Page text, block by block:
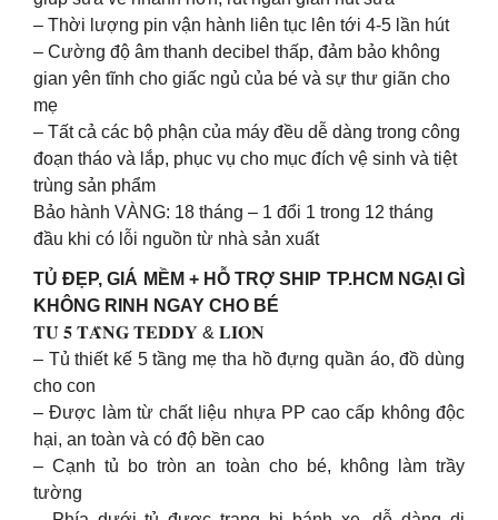
– Thời lượng pin vận hành liên tục lên tới 4-5 lần hút
– Cường độ âm thanh decibel thấp, đảm bảo không
gian yên tĩnh cho giấc ngủ của bé và sự thư giãn cho
mẹ
– Tất cả các bộ phận của máy đều dễ dàng trong công
đoạn tháo và lắp, phục vụ cho mục đích vệ sinh và tiệt
trùng sản phẩm
Bảo hành VÀNG: 18 tháng – 1 đổi 1 trong 12 tháng
đầu khi có lỗi nguồn từ nhà sản xuất
TỦ ĐẸP, GIÁ MỀM + HỖ TRỢ SHIP TP.HCM NGẠI GÌ
KHÔNG RINH NGAY CHO BÉ
𝐓𝐔̉ 𝟓 𝐓𝐀̂̀𝐍𝐆 𝐓𝐄𝐃𝐃𝐘 & 𝐋𝐈𝐎𝐍
– Tủ thiết kế 5 tầng mẹ tha hồ đựng quần áo, đồ dùng
cho con
– Được làm từ chất liệu nhựa PP cao cấp không độc
hại, an toàn và có độ bền cao
– Cạnh tủ bo tròn an toàn cho bé, không làm trầy
tường